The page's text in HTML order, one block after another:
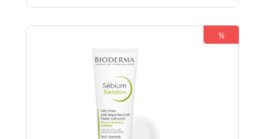
était :
275 Dhs.
est :
260 Dhs.
%